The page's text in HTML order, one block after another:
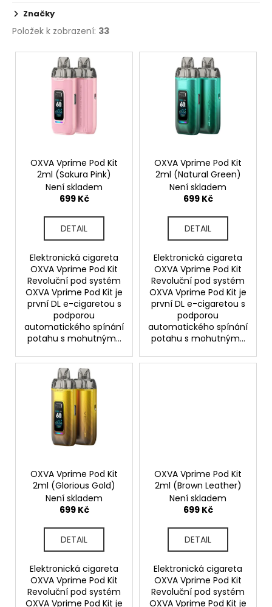
Značky
Položek k zobrazení: 33
V
OXVA Vprime Pod Kit
2ml (Sakura Pink)
Není skladem
699 Kč
DETAIL
Elektronická cigareta
OXVA Vprime Pod Kit
Revoluční pod systém
OXVA Vprime Pod Kit je
první DL e-cigaretou s
podporou
automatického spínání
potahu s mohutným...
OXVA Vprime Pod Kit
2ml (Natural Green)
Není skladem
699 Kč
DETAIL
Elektronická cigareta
OXVA Vprime Pod Kit
Revoluční pod systém
OXVA Vprime Pod Kit je
první DL e-cigaretou s
podporou
automatického spínání
potahu s mohutným...
OXVA Vprime Pod Kit
2ml (Glorious Gold)
Není skladem
699 Kč
DETAIL
Elektronická cigareta
OXVA Vprime Pod Kit
Revoluční pod systém
OXVA Vprime Pod Kit je
OXVA Vprime Pod Kit
2ml (Brown Leather)
Není skladem
699 Kč
DETAIL
Elektronická cigareta
OXVA Vprime Pod Kit
Revoluční pod systém
OXVA Vprime Pod Kit je